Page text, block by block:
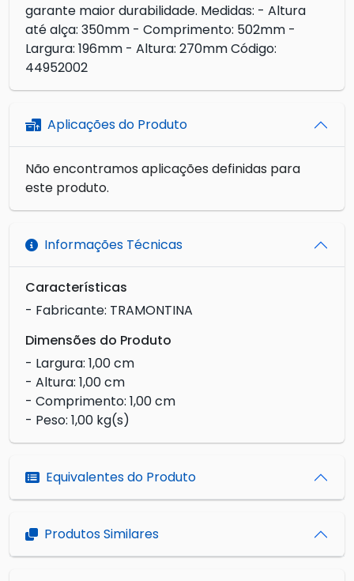
garante maior durabilidade. Medidas: - Altura
até alça: 350mm - Comprimento: 502mm -
Largura: 196mm - Altura: 270mm Código:
44952002
Aplicações do Produto
Não encontramos aplicações definidas para
este produto.
Informações Técnicas
Características
- Fabricante: TRAMONTINA
Dimensões do Produto
- Largura: 1,00 cm
- Altura: 1,00 cm
- Comprimento: 1,00 cm
- Peso: 1,00 kg(s)
Equivalentes do Produto
Produtos Similares